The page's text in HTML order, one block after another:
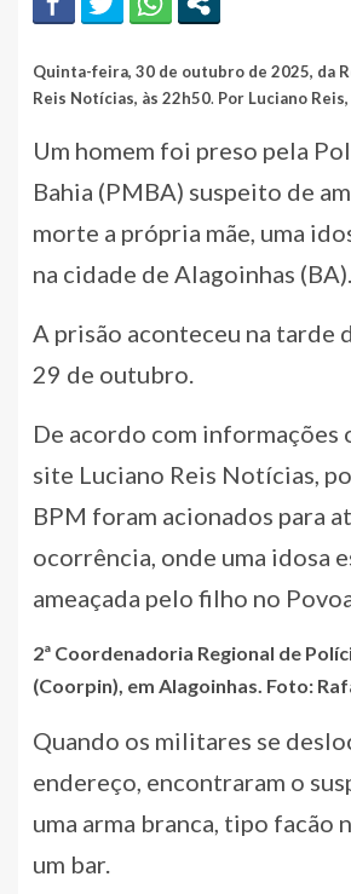
Quinta-feira, 30 de outubro de 2025, da
Reis Notícias, às 22h50. Por Luciano
Um homem foi preso pela
Bahia (PMBA) suspeito de
morte a própria mãe, uma
na cidade de Alagoinhas (BA).
A prisão aconteceu na tarde
29 de outubro.
De acordo com informações
site Luciano Reis Notícias,
BPM foram acionados para
ocorrência, onde uma idosa
ameaçada pelo filho no
2ª Coordenadoria Regional de
(Coorpin), em Alagoinhas. Foto:
Quando os militares se
endereço, encontraram o
uma arma branca, tipo facão
um bar.